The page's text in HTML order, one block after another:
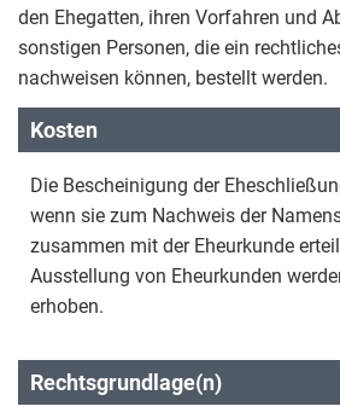
den Ehegatten, ihren Vorfahren und
sonstigen Personen, die ein
nachweisen können, bestellt werden.
Kosten
Die Bescheinigung der
wenn sie zum Nachweis der
zusammen mit der Eheurkunde
Ausstellung von Eheurkunden
erhoben.
Rechtsgrundlage(n)